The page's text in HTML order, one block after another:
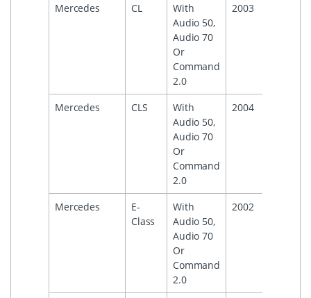
Mercedes CL
With
Audio 50,
Audio 70
Or
Command
2.0
2003
Mercedes CLS
With
Audio 50,
Audio 70
Or
Command
2.0
2004
Mercedes
E-
Class
With
Audio 50,
Audio 70
Or
Command
2.0
2002